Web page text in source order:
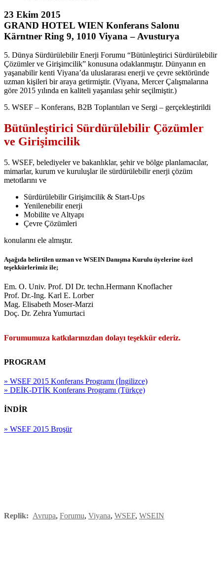
23 Ekim 2015
GRAND HOTEL WIEN Konferans Salonu
Kärntner Ring 9, 1010 Viyana – Avusturya
5. Dünya Sürdürülebilir Enerji Forumu “Bütünleştirici Sürdürülebilir
Çözümler ve Girişimcilik” konusuna odaklanmıştır. Dünyanın en
yaşanabilir kenti Viyana’da uluslararası enerji ve çevre sektöründe
uzman kişileri bir araya getirmiştir. (Viyana, Mercer Çalışmalarına
göre 2015 yılında en kaliteli yaşanılası şehir seçilmiştir.)
5. WSEF – Konferans, B2B Toplantıları ve Sergi – gerçekleştirildi
Bütünleştirici Sürdürülebilir Çözümler
ve Girişimcilik
5. WSEF, belediyeler ve bakanlıklar, şehir ve bölge planlamacılar,
mimarlar, kurum ve kuruluşlar ile sürdürülebilir enerji çözüm
metotlarını ve
Sürdürülebilir Girişimcilik & Start-Ups
Yenilenebilir enerji
Mobilite ve Altyapı
Çevre Çözümleri
konularını ele almıştır.
Aşağıda belirtilen uzman ve WSEIN Danışma Kurulu üyelerine özel
teşekkürlerimiz ile;
Em. O. Univ. Prof. DI Dr. techn.Hermann Knoflacher
Prof. Dr.-Ing. Karl E. Lorber
Mag. Elisabeth Moser-Marzi
Doç. Dr. Zehra Yumurtaci
Forumumuza katkılarınızdan dolayı teşekkür ederiz.
PROGRAM
» WSEF 2015 Konferans Programı (İngilizce)
» DEİK-DTİK Konferans Programı (Türkçe)
İNDİR
» WSEF 2015 Broşür
Replik: Avrupa, Forumu, Viyana, WSEF, WSEIN